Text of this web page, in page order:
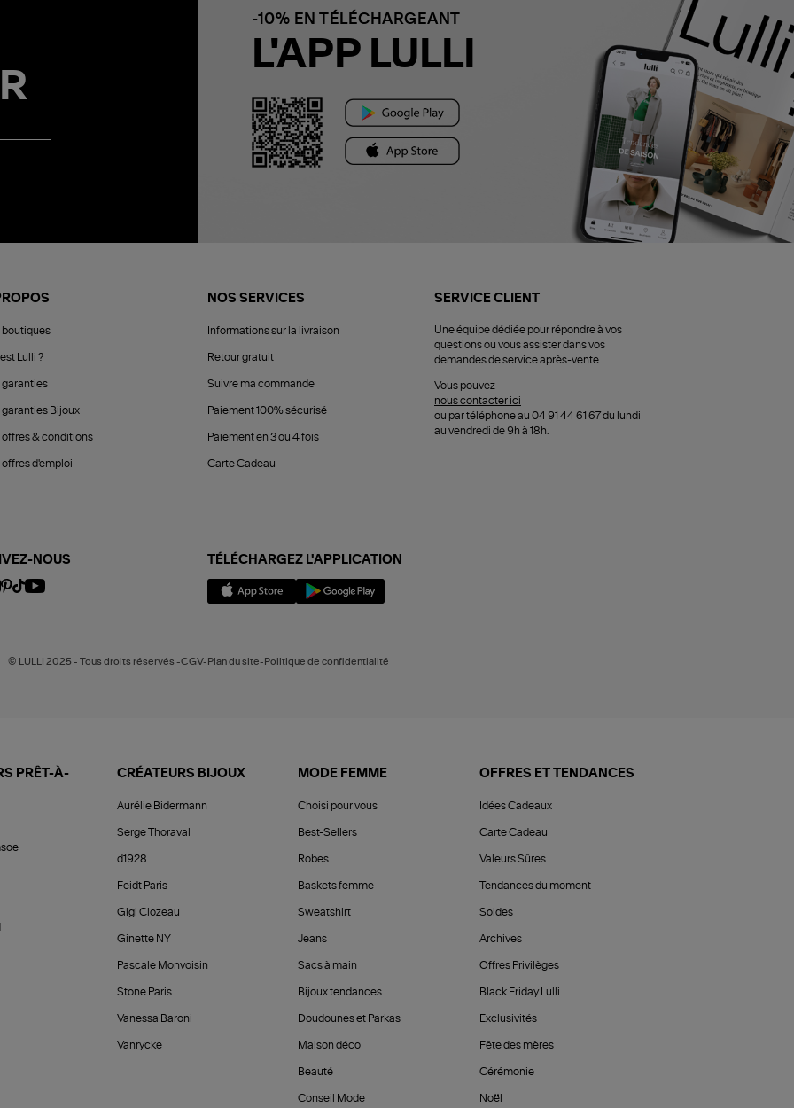
-10% EN TÉLÉCHARGEANT
L'APP LULLI
boutiques
Lulli ?
garanties
garanties Bijoux
offres & conditions
offres d'emploi
NOS SERVICES
Informations sur la livraison
Retour gratuit
Suivre ma commande
Paiement 100% sécurisé
Paiement en 3 ou 4 fois
Carte Cadeau
SERVICE CLIENT
Une équipe dédiée pour répondre à vos
questions ou vous assister dans vos
demandes de service après-vente.
Vous pouvez
nous contacter ici
ou par téléphone au 04 91 44 61 67 du lundi
au vendredi de 9h à 18h.
NOUS TÉLÉCHARGEZ L'APPLICATION
© LULLI 2025 - Tous droits réservés -CGV-Plan du site-Politique de confidentialité
PRÊT-À-
CRÉATEURS BIJOUX
Aurélie Bidermann
Serge Thoraval
d1928
Feidt Paris
Gigi Clozeau
Ginette NY
Pascale Monvoisin
Stone Paris
Vanessa Baroni
Vanrycke
MODE FEMME
Choisi pour vous
Best-Sellers
Robes
Baskets femme
Sweatshirt
Jeans
Sacs à main
Bijoux tendances
Doudounes et Parkas
Maison déco
Beauté
Conseil Mode
OFFRES ET TENDANCES
Idées Cadeaux
Carte Cadeau
Valeurs Sûres
Tendances du moment
Soldes
Archives
Offres Privilèges
Black Friday Lulli
Exclusivités
Fête des mères
Cérémonie
Noël